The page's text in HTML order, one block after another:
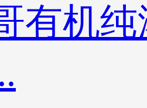
有机